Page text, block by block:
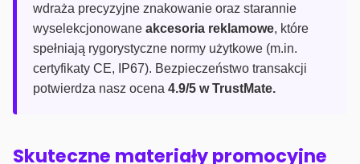
wdraża precyzyjne znakowanie oraz starannie
wyselekcjonowane akcesoria reklamowe, które
spełniają rygorystyczne normy użytkowe (m.in.
certyfikaty CE, IP67). Bezpieczeństwo transakcji
potwierdza nasz ocena 4.9/5 w TrustMate.
Skuteczne materiały promocyjne